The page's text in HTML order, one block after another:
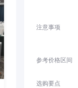
注意事项
参考价格区间
选购要点